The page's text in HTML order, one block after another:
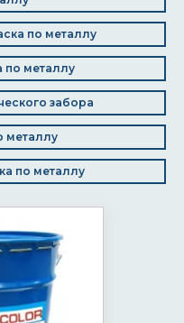
по металлу
по металлу
забора
металлу
по металлу